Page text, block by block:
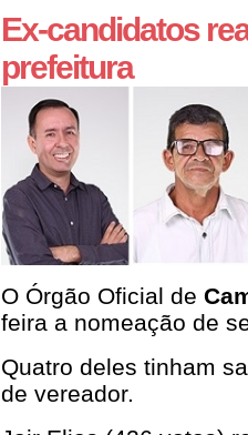
Ex-candidatos
prefeitura
O Órgão Oficial de
feira a nomeação de
Quatro deles tinham
de vereador.